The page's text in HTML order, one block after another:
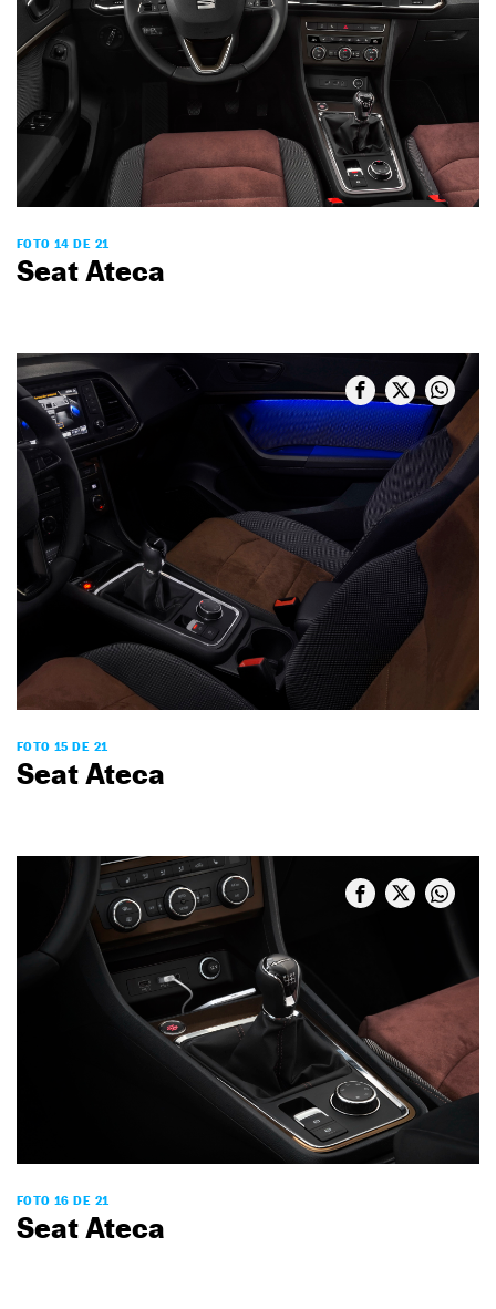
FOTO 14 DE 21
Seat Ateca
FOTO 15 DE 21
Seat Ateca
FOTO 16 DE 21
Seat Ateca